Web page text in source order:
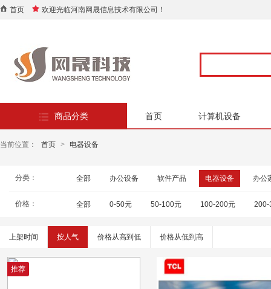
首页 欢迎光临河南网晟信息技术有限公司！
商品分类 首页 计算机设备
当前位置： 首页 > 电器设备
分类： 全部 办公设备 软件产品 电器设备 办公
价格： 全部 0-50元 50-100元 100-200元 200-
上架时间 按人气 价格从高到低 价格从低到高
推荐